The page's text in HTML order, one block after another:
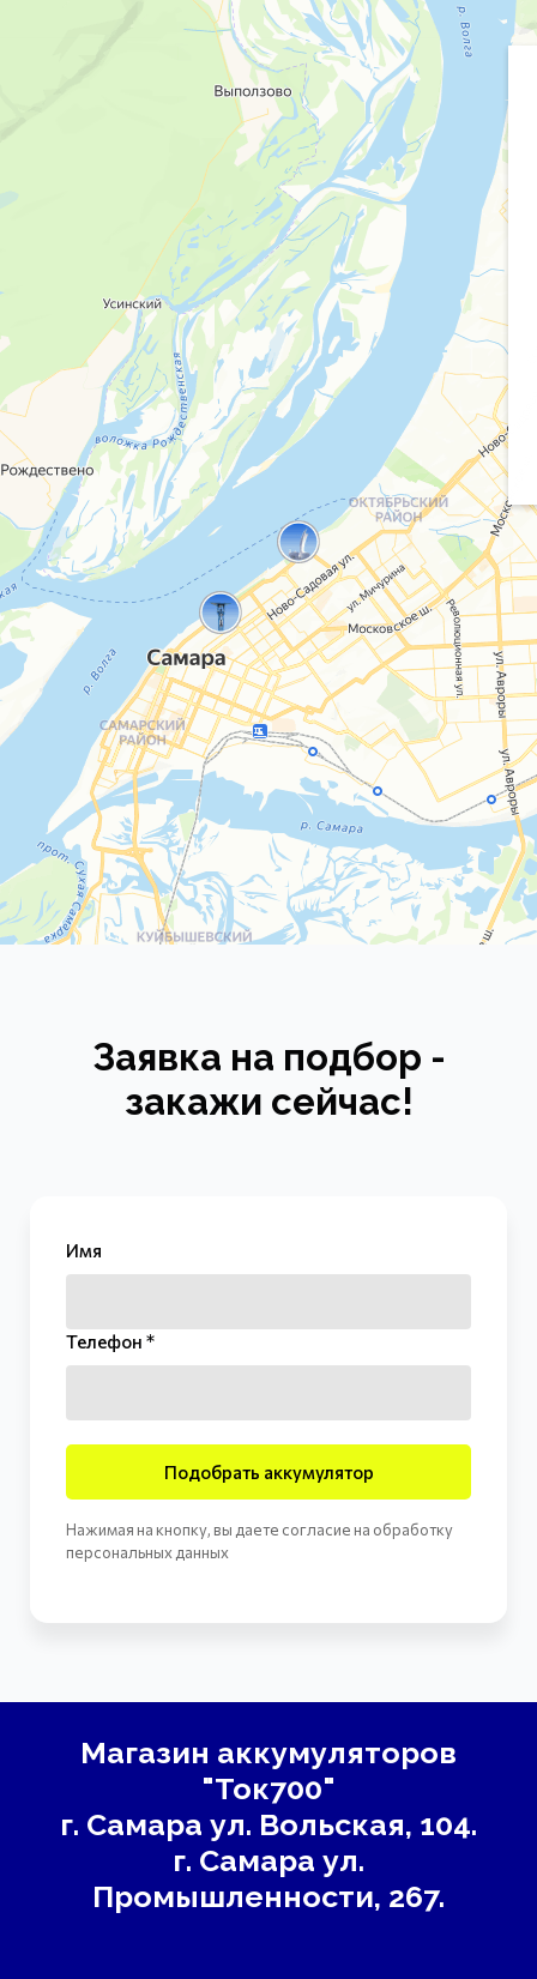
Заявка на подбор -
закажи сейчас!
Имя
Телефон *
Подобрать аккумулятор
Нажимая на кнопку, вы даете согласие на обработку
персональных данных
Магазин аккумуляторов
"Ток700"
г. Самара ул. Вольская, 104.
г. Самара ул.
Промышленности, 267.